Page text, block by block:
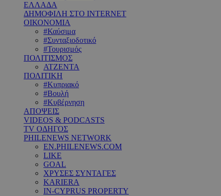
ΕΛΛΑΔΑ
ΔΗΜΟΦΙΛΗ ΣΤΟ INTERNET
ΟΙΚΟΝΟΜΙΑ
#Καύσιμα
#Συνταξιοδοτικό
#Τουρισμός
ΠΟΛΙΤΙΣΜΟΣ
ΑΤΖΕΝΤΑ
ΠΟΛΙΤΙΚΗ
#Κυπριακό
#Βουλή
#Κυβέρνηση
ΑΠΟΨΕΙΣ
VIDEOS & PODCASTS
TV ΟΔΗΓΟΣ
PHILENEWS NETWORK
EN.PHILENEWS.COM
LIKE
GOAL
ΧΡΥΣΕΣ ΣΥΝΤΑΓΕΣ
KARIERA
IN-CYPRUS PROPERTY